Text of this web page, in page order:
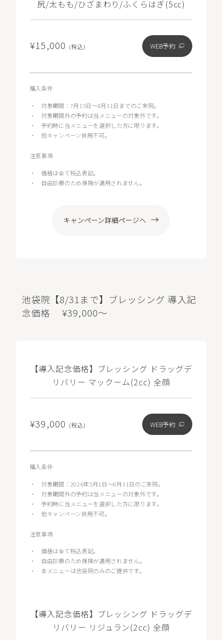
尻/太もも/ひざまわり/ふくらはぎ(5㏄)
¥15,000 (税込) WEB予約
購入条件
・ 対象期間：7月15日～8月31日までのご来院。
・ 対象期間外の予約は当メニューの対象外です。
・予約時に当メニューを選択した方に限ります。
・他キャンペーン併用不可。
注意事項
・価格は全て税込表記。
・
自由診療のため保険が適用されません。
キャンペーン詳細ページへ
池袋院【8/31まで】ブレッシング 導入記
念価格 ¥39,000～
【導入記念価格】ブレッシング ドラッグデ
リバリー マックーム(2cc) 全顔
¥39,000 (税込) WEB予約
購入条件
・ 対象期間：2026年5月1日〜8月31日のご来院。
・ 対象期間外の予約は当メニューの対象外です。
・予約時に当メニューを選択した方に限ります。
・他キャンペーン併用不可。
注意事項
・価格は全て税込表記。
・
自由診療のため保険が適用されません。
・本メニューは池袋院のみのご提供です。
【導入記念価格】ブレッシング ドラッグデ
リバリー リジュラン(2cc) 全顔